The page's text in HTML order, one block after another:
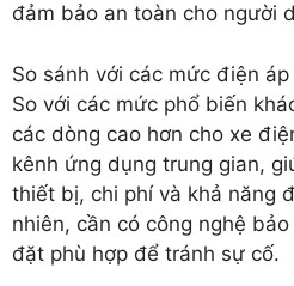
đảm bảo an toàn cho người
So sánh với các mức điện áp
So với các mức phổ biến
các dòng cao hơn cho xe
kênh ứng dụng trung gian,
thiết bị, chi phí và khả năng
nhiên, cần có công nghệ
đặt phù hợp để tránh sự cố.